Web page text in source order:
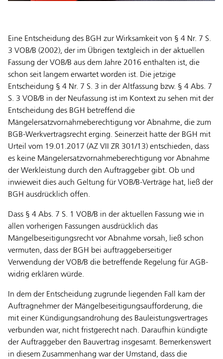
Eine Entscheidung des BGH zur Wirksamkeit von § 4 Nr. 7 S.
3 VOB/B (2002), der im Übrigen textgleich in der aktuellen
Fassung der VOB/B aus dem Jahre 2016 enthalten ist, die
schon seit langem erwartet worden ist. Die jetzige
Entscheidung § 4 Nr. 7 S. 3 in der Altfassung bzw. § 4 Abs. 7
S. 3 VOB/B in der Neufassung ist im Kontext zu sehen mit der
Entscheidung des BGH betreffend die
Mängelersatzvornahmeberechtigung vor Abnahme, die zum
BGB-Werkvertragsrecht erging. Seinerzeit hatte der BGH mit
Urteil vom 19.01.2017 (AZ VII ZR 301/13) entschieden, dass
es keine Mängelersatzvornahmeberechtigung vor Abnahme
der Werkleistung durch den Auftraggeber gibt. Ob und
inwieweit dies auch Geltung für VOB/B-Verträge hat, ließ der
BGH ausdrücklich offen.
Dass § 4 Abs. 7 S. 1 VOB/B in der aktuellen Fassung wie in
allen vorherigen Fassungen ausdrücklich das
Mängelbeseitigungsrecht vor Abnahme vorsah, ließ schon
vermuten, dass der BGH bei auftraggeberseitiger
Verwendung der VOB/B die betreffende Regelung für AGB-
widrig erklären würde.
In dem der Entscheidung zugrunde liegenden Fall kam der
Auftragnehmer der Mängelbeseitigungsaufforderung, die
mit einer Kündigungsandrohung des Bauleistungsvertrages
verbunden war, nicht fristgerecht nach. Daraufhin kündigte
der Auftraggeber den Bauvertrag insgesamt. Bemerkenswert
in diesem Zusammenhang war der Umstand, dass die